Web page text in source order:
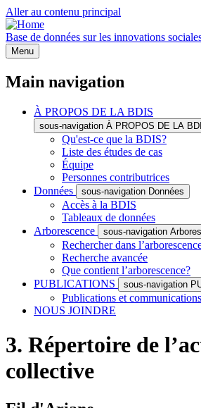
Aller au contenu principal
Base de données sur les innovations
Menu
Main navigation
À PROPOS DE LA BDIS
sous-navigation À PROPOS DE LA
Qu'est-ce que la BDIS?
Liste des études de cas
Équipe
Personnes contributrices
Données
sous-navigation Données
Accès à la BDIS
Tableaux de données
Arborescence
sous-navigation
Rechercher dans
Recherche avancée
Que contient l’arborescence?
PUBLICATIONS
sous-navigation
Publications et communications
NOUS JOINDRE
3. Répertoire de
collective